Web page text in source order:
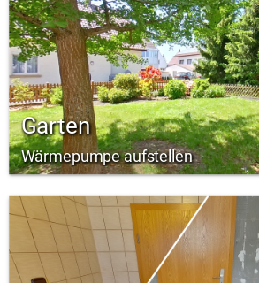
Garten
Wärmepumpe aufstellen